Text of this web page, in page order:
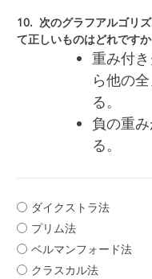
10. 次のグラフアルゴリ
て正しいものはどれですか
重み付
ら他の
る。
負の重
る。
ダイクストラ法
プリム法
ベルマンフォード法
クラスカル法